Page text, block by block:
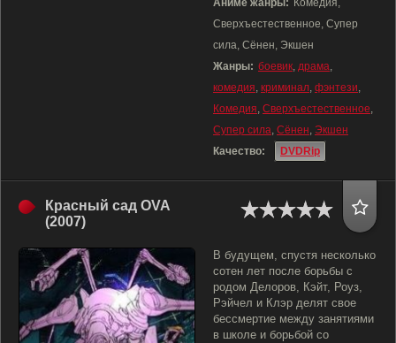
Аниме жанры: Комедия,
Сверхъестественное, Супер
сила, Сёнен, Экшен
Жанры: боевик, драма,
комедия, криминал, фэнтези,
Комедия, Сверхъестественное,
Супер сила, Сёнен, Экшен
Качество:
DVDRip
Красный сад OVA
(2007)
В будущем, спустя несколько
сотен лет после борьбы с
родом Делоров, Кэйт, Роуз,
Рэйчел и Клэр делят свое
бессмертие между занятиями
в школе и борьбой со